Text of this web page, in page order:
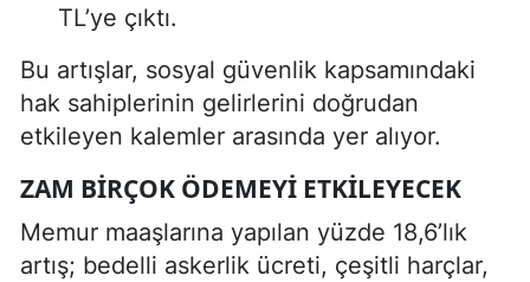
TL’ye çıktı.
Bu artışlar, sosyal güvenlik kapsamındaki
hak sahiplerinin gelirlerini doğrudan
etkileyen kalemler arasında yer alıyor.
ZAM BIRÇOK ÖDEMEYI ETKILEYECEK
Memur maaşlarına yapılan yüzde 18,6’lık
artış; bedelli askerlik ücreti, çeşitli harçlar,